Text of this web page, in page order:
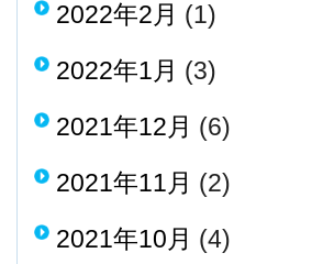
2022年2月 (1)
2022年1月 (3)
2021年12月 (6)
2021年11月 (2)
2021年10月 (4)